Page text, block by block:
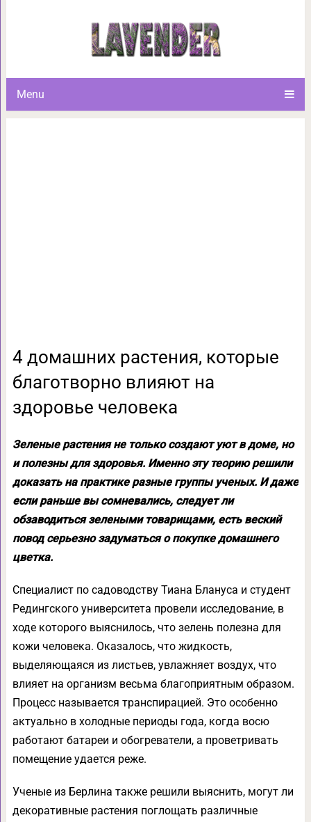
Menu
4 домашних растения,
4 домашних растения, которые
благотворно влияют на
здоровье человека
Зеленые растения не только создают уют в доме, но
и полезны для здоровья. Именно эту теорию решили
доказать на практике разные группы ученых. И даже
если раньше вы сомневались, следует ли
обзаводиться зелеными товарищами, есть веский
повод серьезно задуматься о покупке домашнего
цветка.
Специалист по садоводству Тиана Блануса и студент
Редингского университета провели исследование, в
ходе которого выяснилось, что зелень полезна для
кожи человека. Оказалось, что жидкость,
выделяющаяся из листьев, увлажняет воздух, что
влияет на организм весьма благоприятным образом.
Процесс называется транспирацией. Это особенно
актуально в холодные периоды года, когда восю
работают батареи и обогреватели, а проветривать
помещение удается реже.
Ученые из Берлина также решили выяснить, могут ли
декоративные растения поглощать различные